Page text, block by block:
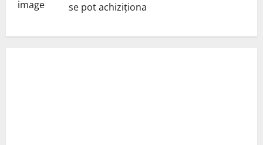
se pot achiziționa